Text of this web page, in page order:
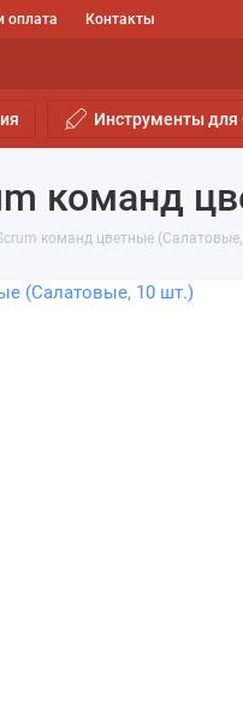
оплата Контакты
Инструменты для
команд
команд цветные